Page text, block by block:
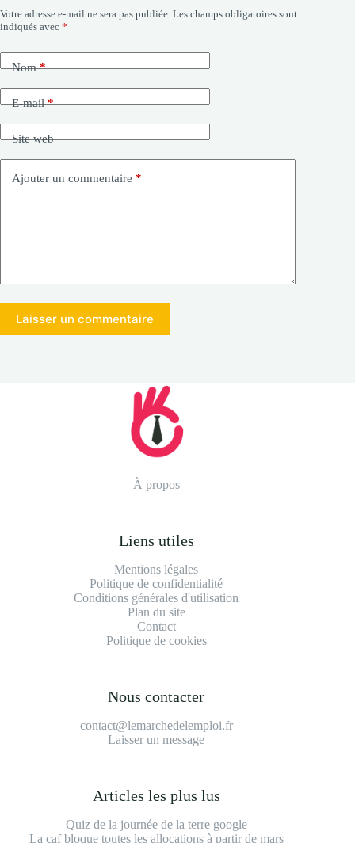
Votre adresse e-mail ne sera pas publiée. Les champs obligatoires sont
indiqués avec *
Nom*
E-mail*
Site web
Ajouter un commentaire *
Laisser un commentaire
À propos
Liens utiles
Mentions légales
Politique de confidentialité
Conditions générales d'utilisation
Plan du site
Contact
Politique de cookies
Nous contacter
contact@lemarchedelemploi.fr
Laisser un message
Articles les plus lus
Quiz de la journée de la terre google
La caf bloque toutes les allocations à partir de mars